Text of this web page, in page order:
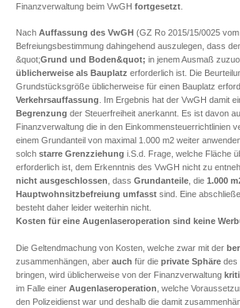
Finanzverwaltung beim VwGH fortgesetzt
Nach Auffassung des VwGH (GZ Ro 2015/15/0025
Befreiungsbestimmung dahingehend auszulegen, dass
&quot;Grund und Boden&quot; in jenem Ausmaß
üblicherweise als Bauplatz erforderlich ist. Die
Grundstücksgröße üblicherweise für einen Bauplatz
Verkehrsauffassung . Im Ergebnis hat der VwGH damit
Begrenzung der Steuerfreiheit anerkannt. Es ist davon
Finanzverwaltung die in den Einkommensteuerrichtlinien
einem Grundanteil von maximal 1.000 m2 weiter
solch starre Grenzziehung i.S.d. Frage, welche Fläche
erforderlich ist, dem Erkenntnis des VwGH nicht zu
nicht ausgeschlossen , dass Grundanteile , die 1.000
Hauptwohnsitzbefreiung umfasst sind. Eine
besteht daher leider weiterhin nicht.
Kosten für eine Augenlaseroperation sind keine
Die Geltendmachung von Kosten, welche zwar mit der
zusammenhängen, aber auch für die private Sphäre des
bringen, wird üblicherweise von der Finanzverwaltung
im Falle einer Augenlaseroperation , welche
den Polizeidienst war und deshalb die damit